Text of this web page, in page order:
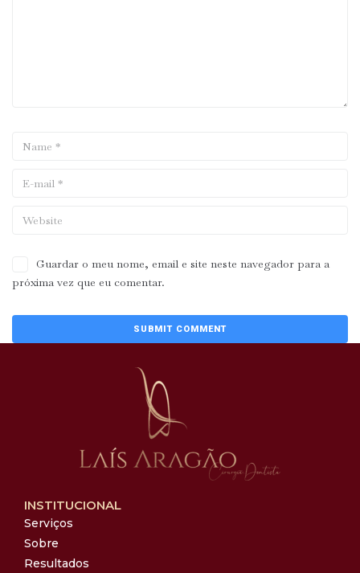
Guardar o meu nome, email e site neste navegador para a
próxima vez que eu comentar.
INSTITUCIONAL
Serviços
Sobre
Resultados